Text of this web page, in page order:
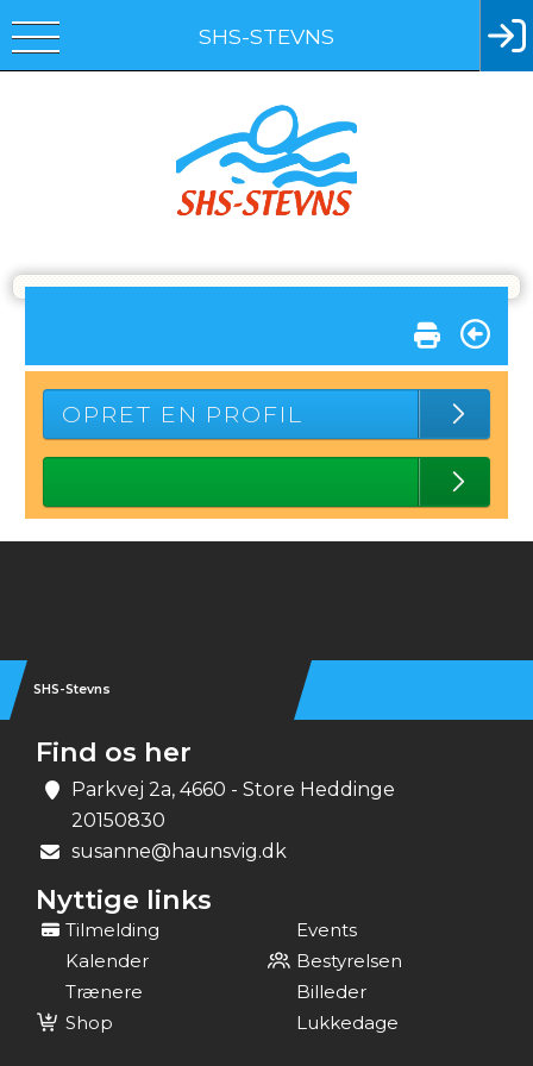
SHS-STEVNS
OPRET EN PROFIL
SHS-Stevns
Find os her
Parkvej 2a, 4660 - Store Heddinge
20150830
susanne@haunsvig.dk
Nyttige links
Tilmelding
Events
Kalender
Bestyrelsen
Trænere
Billeder
Shop
Lukkedage